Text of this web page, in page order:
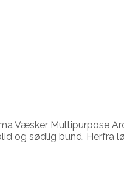
Væsker Multipurpose
og sødlig bund.